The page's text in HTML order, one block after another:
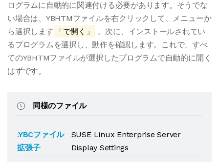
ログラムに自動的に関連付ける必要があります。そうでな
い場合は、YBHTMファイルを右クリックして、メニューか
ら選択します
「で開く」
。次に、インストールされてい
るプログラムを選択し、動作を確認します。これで、すべ
てのYBHTMファイルが選択したプログラムで自動的に開く
はずです。
同様のファイル
.YBCファイル
拡張子
SUSE Linux Enterprise Server
Display Settings